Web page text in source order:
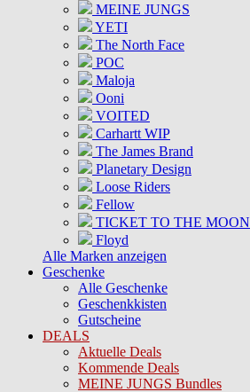
MEINE JUNGS
YETI
The North Face
POC
Maloja
Ooni
VOITED
Carhartt WIP
The James Brand
Planetary Design
Loose Riders
Fellow
TICKET TO THE MOON
Floyd
Alle Marken anzeigen
Geschenke
Alle Geschenke
Geschenkkisten
Gutscheine
DEALS
Aktuelle Deals
Kommende Deals
MEINE JUNGS Bundles